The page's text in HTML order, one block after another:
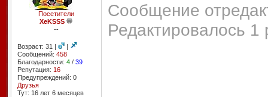
Посетители
XeKSSS
--
Возраст: 31 |
|
Сообщений: 458
Благодарности: 4/ 39
Репутация: 16
Предупреждений: 0
Друзья
Тут: 16 лет 6 месяцев
Сообщение
Редактировалось 1